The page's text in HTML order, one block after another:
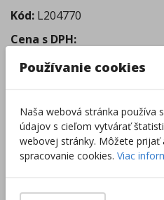
Kód: L204770
Cena s DPH:
4,78€
Centrálny sklad 0 ks
Externý sklad :
Zobraziť dostupnosť v
Používanie cookies
Naša webová stránka používa
údajov s cieľom vytvárať
webovej stránky. Môžete
spracovanie cookies. Viac